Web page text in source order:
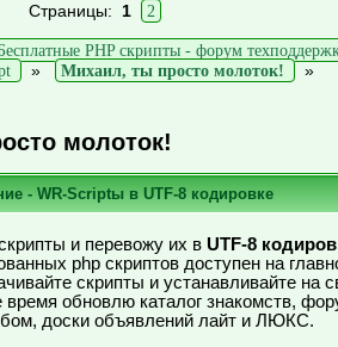
Страницы: 1 2
PHP скрипты - форум
» Михаил, ты просто молоток!
»
молоток!
- WR-Scriptы в UTF-8 кодировке
и перевожу их в UTF-8
php скриптов доступен на
скрипты и устанавливайте на
обновлю каталог знакомств,
доски объявлений лайт и ЛЮКС.